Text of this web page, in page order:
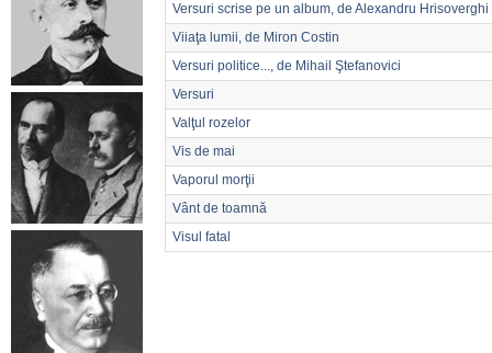
Versuri scrise pe un album, de Alexandru Hrisoverghi
Viiaţa lumii, de Miron Costin
Versuri politice..., de Mihail Ştefanovici
Versuri
Valţul rozelor
Vis de mai
Vaporul morţii
Vânt de toamnă
Visul fatal